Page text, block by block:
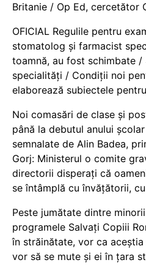
Britanie / Op Ed, cercetător
OFICIAL Regulile pentru
stomatolog și farmacist
toamnă, au fost schimbate /
specialități / Condiții noi
elaborează subiectele
Noi comasări de clase și
până la debutul anului
semnalate de Alin Badea,
Gorj: Ministerul o comite
directorii disperați că
se întâmplă cu învățătorii,
Peste jumătate dintre
programele Salvați Copiii
în străinătate, vor ca
vor să se mute și ei în țara